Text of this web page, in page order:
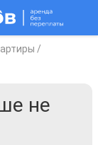
/
не